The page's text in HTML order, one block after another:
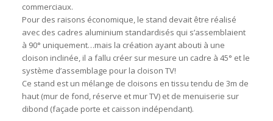
commerciaux.
Pour des raisons économique, le stand devait être réalisé
avec des cadres aluminium standardisés qui s’assemblaient
à 90° uniquement…mais la création ayant abouti à une
cloison inclinée, il a fallu créer sur mesure un cadre à 45° et le
système d’assemblage pour la cloison TV!
Ce stand est un mélange de cloisons en tissu tendu de 3m de
haut (mur de fond, réserve et mur TV) et de menuiserie sur
dibond (façade porte et caisson indépendant).